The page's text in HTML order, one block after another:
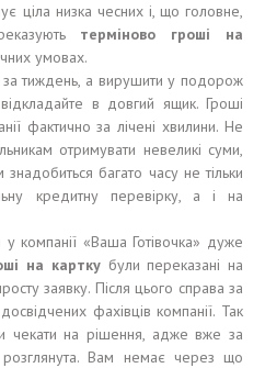
ціла низка чесних і, що головне,
терміново гроші на
умовах.
за тиждень, а вирушити у подорож
в довгий ящик. Гроші
фактично за лічені хвилини. Не
отримувати невеликі суми,
багато часу не тільки
кредитну перевірку, а і на
компанії «Ваша Готівочка» дуже
на картку були переказані на
заявку. Після цього справа за
фахівців компанії. Так
чекати на рішення, адже вже за
розглянута. Вам немає через що